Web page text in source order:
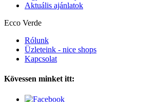
Aktuális ajánlatok
Ecco Verde
Rólunk
Üzleteink - nice shops
Kapcsolat
Kövessen minket itt: